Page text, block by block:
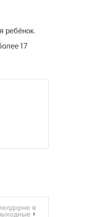
ребёнок.
17
в